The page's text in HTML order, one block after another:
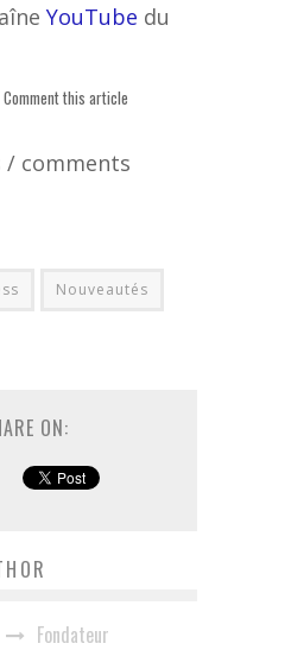
YouTube du
this article
/ comments
Nouveautés
ON:
Fondateur